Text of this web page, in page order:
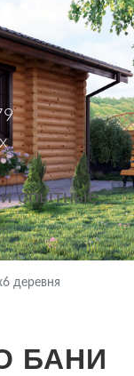
опытные
деревня
БАНИ